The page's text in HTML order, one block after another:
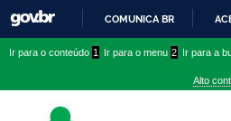
PARA
COMUNICA BR
conteúdo
menu
superior
menu
Ir para o conteúdo 1 Ir para o menu 2 Ir para a
Alto